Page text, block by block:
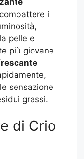
i
pelle e
più giovane.
sensazione
grassi.
di Crio